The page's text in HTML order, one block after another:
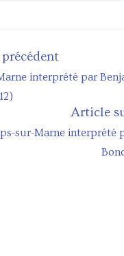
interprété par
Article
sur-Marne interprété